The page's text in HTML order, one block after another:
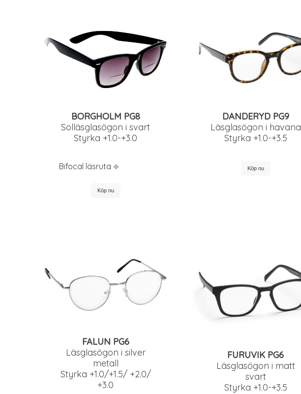
BORGHOLM PG8
Solläsglasögon i svart
Styrka +1.0-+3.0
Bifocal läsruta
Köp nu
DANDERYD PG9
Läsglasögon i havana
Styrka +1.0-+3.5
Köp nu
FALUN PG6
Läsglasögon i silver
metall
Styrka +1.0/+1.5/ +2.0/
+3.0
FURUVIK PG6
Läsglasögon i matt
svart
Styrka +1.0-+3.5